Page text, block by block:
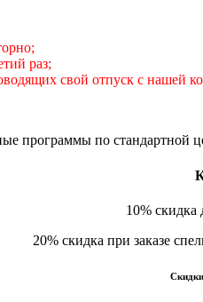
раз;
свой отпуск с нашей
программы по стандартной
10%
20% скидка при заказе